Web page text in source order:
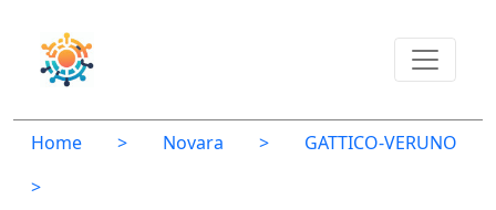
Home > Novara >
GATTICO-VERUNO
>